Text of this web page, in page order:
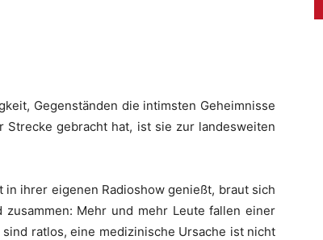
Gegenständen die intimsten Geheimnisse
gebracht hat, ist sie zur landesweiten
in ihrer eigenen Radioshow genießt, braut sich
Mehr und mehr Leute fallen einer
ratlos, eine medizinische Ursache ist nicht